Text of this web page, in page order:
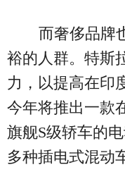
而奢侈品牌
裕的人群。特斯
力，以提高在印
今年将推出一款
旗舰S级轿车的
多种插电式混动